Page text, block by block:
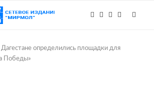
Дагестане определились площадки для
Победы»